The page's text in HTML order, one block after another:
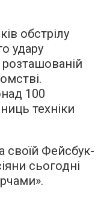
обстрілу
удару
розташованій
100
техніки
своїй Фейсбук-
сьогодні